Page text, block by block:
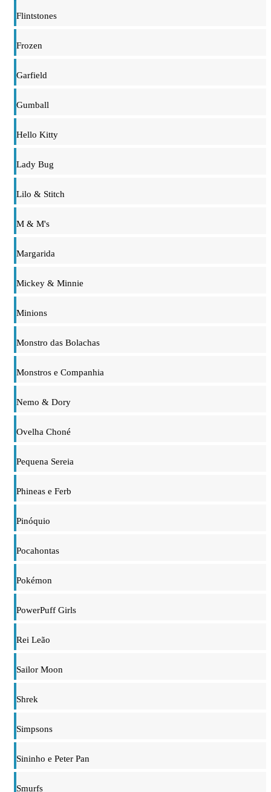
Flintstones
Frozen
Garfield
Gumball
Hello Kitty
Lady Bug
Lilo & Stitch
M & M's
Margarida
Mickey & Minnie
Minions
Monstro das Bolachas
Monstros e Companhia
Nemo & Dory
Ovelha Choné
Pequena Sereia
Phineas e Ferb
Pinóquio
Pocahontas
Pokémon
PowerPuff Girls
Rei Leão
Sailor Moon
Shrek
Simpsons
Sininho e Peter Pan
Smurfs